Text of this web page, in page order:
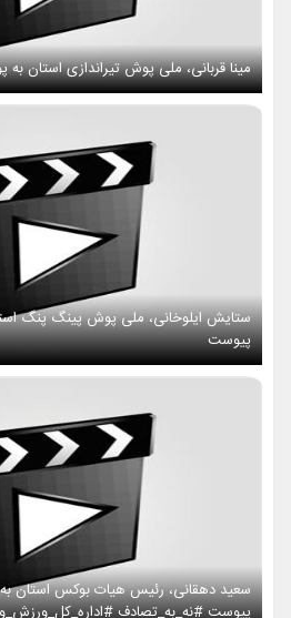
مینا قربانی، ملی پوش تیراندازی استان
ستایش ایلوخانی، ملی پوش پینگ پنگ
پیوست
سعید دهقانی، رئیس هیات بوکس استان
پیوست #نه_به_تصادف